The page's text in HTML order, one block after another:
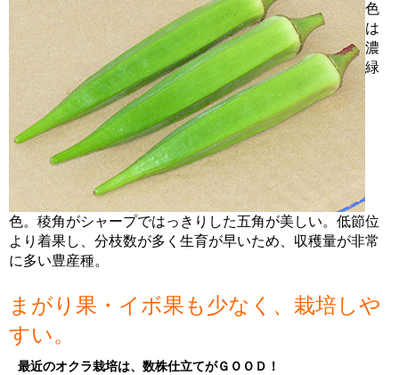
色
は
濃
緑
色。稜角がシャープではっきりした五角が美しい。低節位
より着果し、分枝数が多く生育が早いため、収穫量が非常
に多い豊産種。
まがり果・イボ果も少なく、栽培しや
すい。
最近のオクラ栽培は、数株仕立てがＧＯＯＤ！